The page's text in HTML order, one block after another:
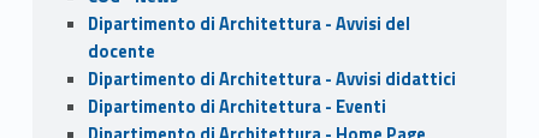
Dipartimento di Architettura - Avvisi del
docente
Dipartimento di Architettura - Avvisi didattici
Dipartimento di Architettura - Eventi